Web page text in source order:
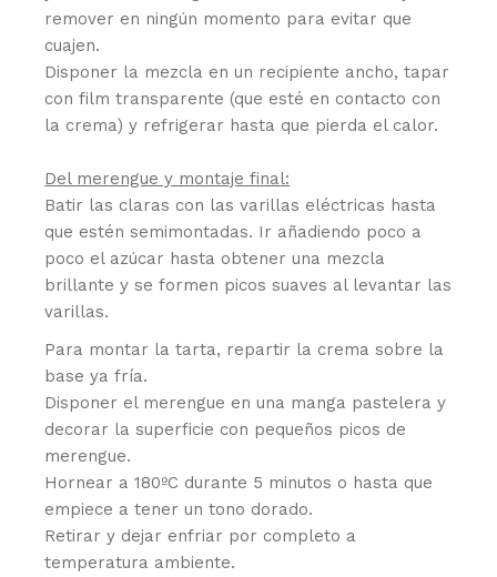
remover en ningún momento para evitar que
cuajen.
Disponer la mezcla en un recipiente ancho, tapar
con film transparente (que esté en contacto con
la crema) y refrigerar hasta que pierda el calor.
Del merengue y montaje final:
Batir las claras con las varillas eléctricas hasta
que estén semimontadas. Ir añadiendo poco a
poco el azúcar hasta obtener una mezcla
brillante y se formen picos suaves al levantar las
varillas.
Para montar la tarta, repartir la crema sobre la
base ya fría.
Disponer el merengue en una manga pastelera y
decorar la superficie con pequeños picos de
merengue.
Hornear a 180ºC durante 5 minutos o hasta que
empiece a tener un tono dorado.
Retirar y dejar enfriar por completo a
temperatura ambiente.